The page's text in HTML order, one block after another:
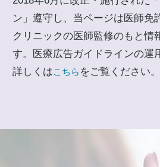
ン」遵守し、当ページは医師免
クリニックの医師監修のもと情
す。医療広告ガイドラインの運
詳しくはこちら をご覧ください。